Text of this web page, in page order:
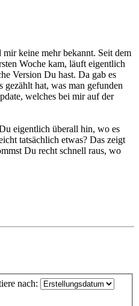
keine mehr bekannt. Seit dem
Woche kam, läuft eigentlich
Version Du hast. Da gab es
gezählt hat, was man gefunden
welches bei mir auf der
eigentlich überall hin, wo es
tatsächlich etwas? Das zeigt
Du recht schnell raus, wo
nach: